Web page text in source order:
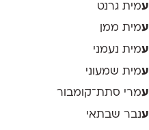
עמית גרנט
עמית ממן
עמית נעמני
עמית שמעוני
עמרי סתת־קומבור
ענבר שבתאי